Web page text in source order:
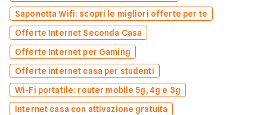
Saponetta Wifi: scopri le migliori offerte per te
Offerte Internet Seconda Casa
Offerte Internet per Gaming
Offerte internet casa per studenti
Wi-Fi portatile: router mobile 5g, 4g e 3g
Internet casa con attivazione gratuita